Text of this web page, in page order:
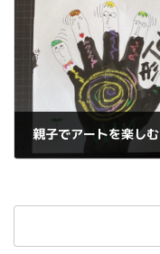
親子でアートを楽しむ